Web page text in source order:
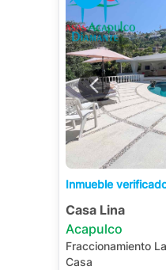
Inmueble
Casa Lina
Acapulco
Fraccionamiento
Casa